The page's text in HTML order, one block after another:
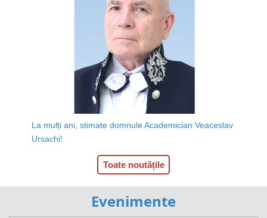
La mulți ani, stimate domnule Academician Veaceslav
Ursachi!
Toate noutățile
Evenimente